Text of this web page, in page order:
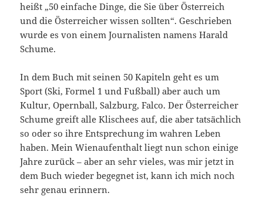
heißt „50 einfache Dinge, die Sie über Österreich
und die Österreicher wissen sollten“. Geschrieben
wurde es von einem Journalisten namens Harald
Schume.
In dem Buch mit seinen 50 Kapiteln geht es um
Sport (Ski, Formel 1 und Fußball) aber auch um
Kultur, Opernball, Salzburg, Falco. Der Österreicher
Schume greift alle Klischees auf, die aber tatsächlich
so oder so ihre Entsprechung im wahren Leben
haben. Mein Wienaufenthalt liegt nun schon einige
Jahre zurück – aber an sehr vieles, was mir jetzt in
dem Buch wieder begegnet ist, kann ich mich noch
sehr genau erinnern.